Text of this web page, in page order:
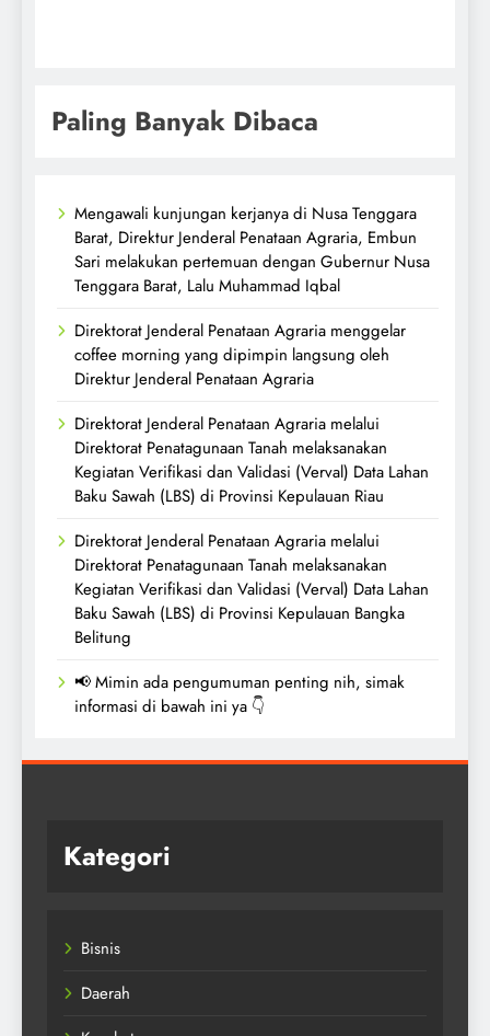
Paling Banyak Dibaca
Mengawali kunjungan kerjanya di Nusa Tenggara
Barat, Direktur Jenderal Penataan Agraria, Embun
Sari melakukan pertemuan dengan Gubernur Nusa
Tenggara Barat, Lalu Muhammad Iqbal
Direktorat Jenderal Penataan Agraria menggelar
coffee morning yang dipimpin langsung oleh
Direktur Jenderal Penataan Agraria
Direktorat Jenderal Penataan Agraria melalui
Direktorat Penatagunaan Tanah melaksanakan
Kegiatan Verifikasi dan Validasi (Verval) Data Lahan
Baku Sawah (LBS) di Provinsi Kepulauan Riau
Direktorat Jenderal Penataan Agraria melalui
Direktorat Penatagunaan Tanah melaksanakan
Kegiatan Verifikasi dan Validasi (Verval) Data Lahan
Baku Sawah (LBS) di Provinsi Kepulauan Bangka
Belitung
📢 Mimin ada pengumuman penting nih, simak
informasi di bawah ini ya 👇
Kategori
Bisnis
Daerah